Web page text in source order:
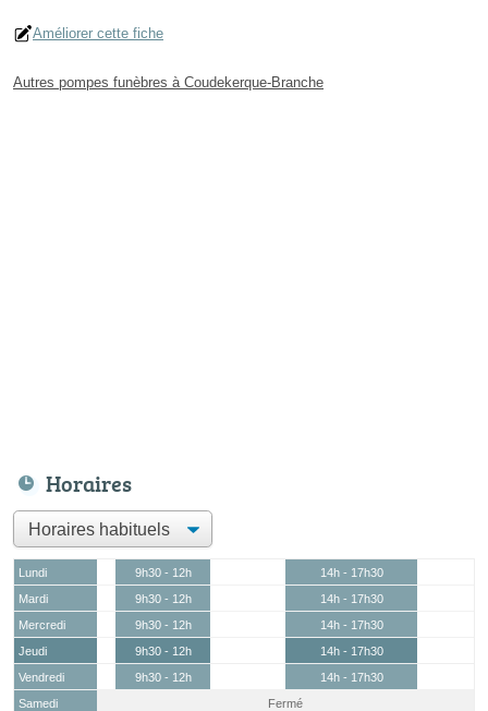
Améliorer cette fiche
Autres pompes funèbres à Coudekerque-Branche
Horaires
Lundi 9h30 - 12h
14h - 17h30
Mardi
9h30 - 12h
14h - 17h30
Mercredi
9h30 - 12h
14h - 17h30
Jeudi
9h30 - 12h
14h - 17h30
Vendredi
9h30 - 12h
14h - 17h30
Samedi
Fermé